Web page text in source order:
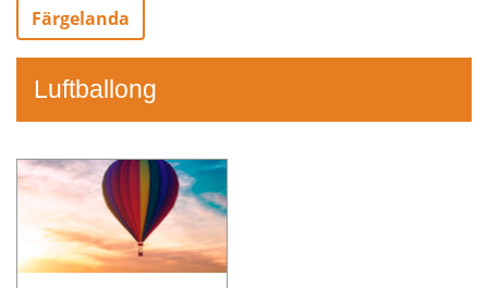
Färgelanda
Luftballong